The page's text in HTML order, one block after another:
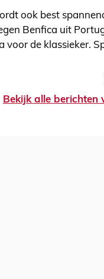
ook best
Benfica uit
voor de klassieker.
Bekijk alle berichten